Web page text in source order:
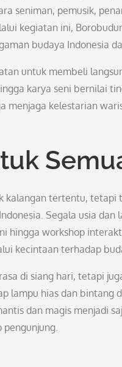
seniman, pemusik,
kegiatan ini,
budaya Indonesia
untuk membeli
karya seni bernilai
kelestarian
kalangan tertentu,
Segala usia
hingga workshop
kecintaan terhadap
di siang hari, tetapi
lampu hias dan bintang
dan magis menjadi